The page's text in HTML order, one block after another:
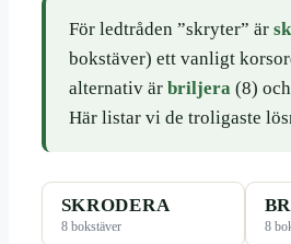
För ledtråden ”skryter” är
bokstäver) ett vanligt
alternativ är briljera(8) och
Här listar vi de troligaste
SKRODERA
8 bokstäver 8